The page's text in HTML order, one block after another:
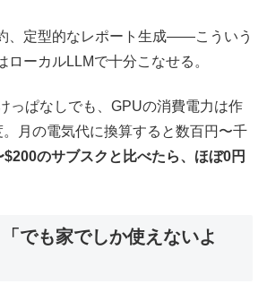
、定型的なレポート生成——こういう
ローカルLLMで十分こなせる。
っぱなしでも、GPUの消費電力は作
月の電気代に換算すると数百円〜千
$200のサブスクと比べたら、ほぼ0円
でも家でしか使えないよ